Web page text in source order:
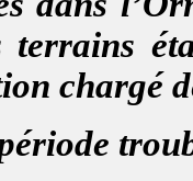
terrains
chargé